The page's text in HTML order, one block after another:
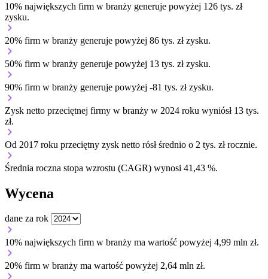
10% największych firm w branży generuje powyżej 126 tys. zł
zysku.
20% firm w branży generuje powyżej 86 tys. zł zysku.
50% firm w branży generuje powyżej 13 tys. zł zysku.
90% firm w branży generuje powyżej -81 tys. zł zysku.
Zysk netto przeciętnej firmy w branży w 2024 roku wyniósł 13 tys.
zł.
Od 2017 roku przeciętny zysk netto rósł średnio o 2 tys. zł rocznie.
Średnia roczna stopa wzrostu (CAGR) wynosi 41,43 %.
Wycena
dane za rok
10% największych firm w branży ma wartość powyżej 4,99 mln zł.
20% firm w branży ma wartość powyżej 2,64 mln zł.